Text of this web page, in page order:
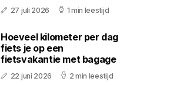
27 juli 2026 1 min leestijd
Hoeveel kilometer per dag
fiets je op een
fietsvakantie met bagage
22 juni 2026 2 min leestijd